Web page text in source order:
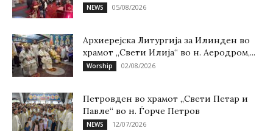
NEWS 05/08/2026
Архиерејска Литургија за Илинден во
храмот „Свети Илија“ во н. Аеродром,...
Worship 02/08/2026
Петровден во храмот „Свети Петар и
Павле“ во н. Ѓорче Петров
NEWS 12/07/2026